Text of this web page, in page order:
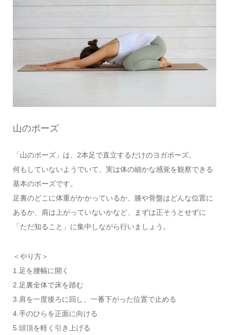
山のポーズ
「山のポーズ」は、2本足で直立するだけのヨガポーズ。
何もしていないようでいて、実は体の細かな感覚を観察できる
基本のポーズです。
足裏のどこに体重がかかっているか、膝や骨盤はどんな位置に
あるか、肩は上がっていないかなど、まずは正そうとせずに
「ただ知ること」に集中しながら行いましょう。
＜やり方＞
1.足を腰幅に開く
2.足裏全体で床を踏む
3.肩を一度後ろに回し、一番下がった位置で止める
4.手のひらを正面に向ける
5.頭頂を軽く引き上げる